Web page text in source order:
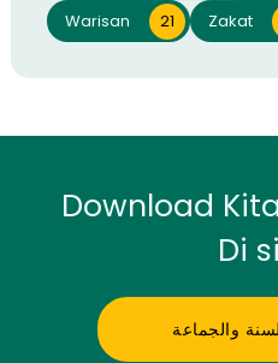
Warisan
21 Zakat
Download
Di
والجماعة